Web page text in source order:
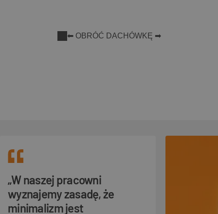
⬅ OBRÓĆ DACHÓWKĘ ➡
„W naszej pracowni
wyznajemy zasadę, że
minimalizm jest